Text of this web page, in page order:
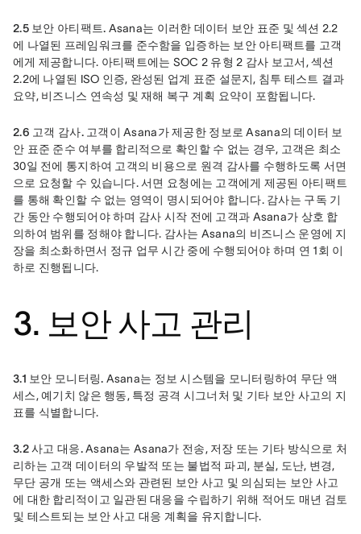
2.5 보안 아티팩트. Asana는 이러한 데이터 보안 표준 및 섹션 2.2
에 나열된 프레임워크를 준수함을 입증하는 보안 아티팩트를 고객
에게 제공합니다. 아티팩트에는 SOC 2 유형 2 감사 보고서, 섹션
2.2에 나열된 ISO 인증, 완성된 업계 표준 설문지, 침투 테스트 결과
요약, 비즈니스 연속성 및 재해 복구 계획 요약이 포함됩니다.
2.6 고객 감사. 고객이 Asana가 제공한 정보로 Asana의 데이터 보
안 표준 준수 여부를 합리적으로 확인할 수 없는 경우, 고객은 최소
30일 전에 통지하여 고객의 비용으로 원격 감사를 수행하도록 서면
으로 요청할 수 있습니다. 서면 요청에는 고객에게 제공된 아티팩트
를 통해 확인할 수 없는 영역이 명시되어야 합니다. 감사는 구독 기
간 동안 수행되어야 하며 감사 시작 전에 고객과 Asana가 상호 합
의하여 범위를 정해야 합니다. 감사는 Asana의 비즈니스 운영에 지
장을 최소화하면서 정규 업무 시간 중에 수행되어야 하며 연 1회 이
하로 진행됩니다.
3. 보안 사고 관리
3.1 보안 모니터링. Asana는 정보 시스템을 모니터링하여 무단 액
세스, 예기치 않은 행동, 특정 공격 시그너처 및 기타 보안 사고의 지
표를 식별합니다.
3.2 사고 대응. Asana는 Asana가 전송, 저장 또는 기타 방식으로 처
리하는 고객 데이터의 우발적 또는 불법적 파괴, 분실, 도난, 변경,
무단 공개 또는 액세스와 관련된 보안 사고 및 의심되는 보안 사고
에 대한 합리적이고 일관된 대응을 수립하기 위해 적어도 매년 검토
및 테스트되는 보안 사고 대응 계획을 유지합니다.